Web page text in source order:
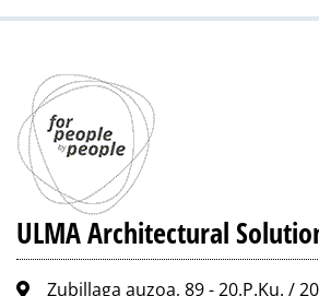
ULMA Architectural
Zubillaga auzoa, 89 - 20.P.Ku. /